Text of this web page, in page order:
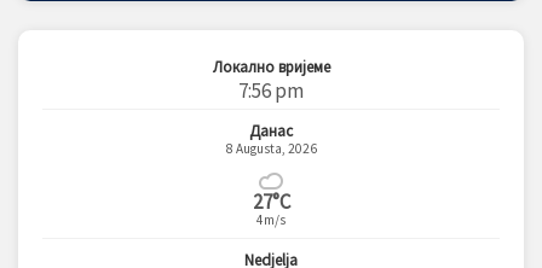
Локално вријеме
7:56 pm
Данас
8 Augusta, 2026
27°C
4m/s
Nedjelja